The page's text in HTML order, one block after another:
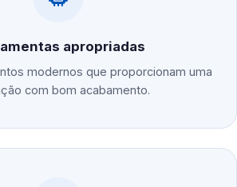
apropriadas
modernos que proporcionam uma
com bom acabamento.